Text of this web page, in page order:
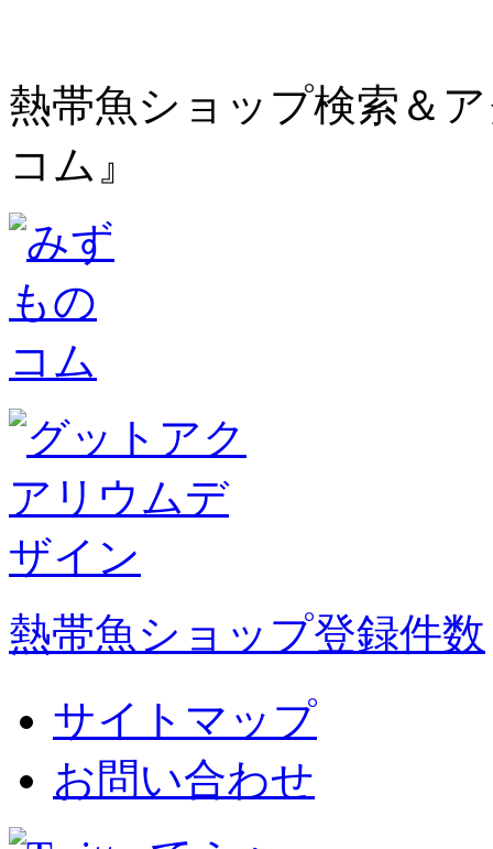
熱帯魚ショップ検索＆
コム』
熱帯魚ショップ登録件数
サイトマップ
お問い合わせ